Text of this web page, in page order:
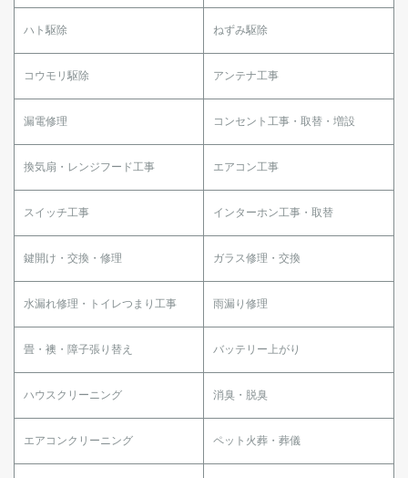
ハト駆除 ねずみ駆除
コウモリ駆除 アンテナ工事
漏電修理 コンセント工事・取替・増設
換気扇・レンジフード工事 エアコン工事
スイッチ工事 インターホン工事・取替
鍵開け・交換・修理 ガラス修理・交換
水漏れ修理・トイレつまり工事 雨漏り修理
畳・襖・障子張り替え バッテリー上がり
ハウスクリーニング 消臭・脱臭
エアコンクリーニング ペット火葬・葬儀